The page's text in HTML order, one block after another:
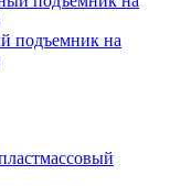
подъемник на